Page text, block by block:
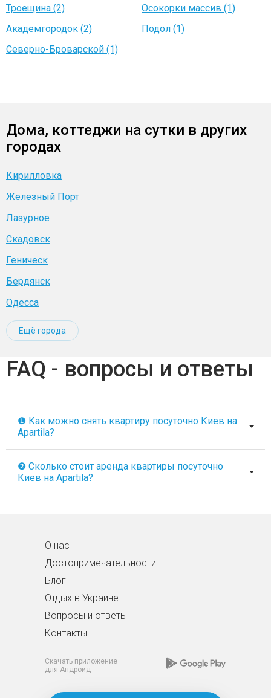
Троещина (2)
Осокорки массив (1)
Академгородок (2)
Подол (1)
Северно-Броварской (1)
Дома, коттеджи на сутки в других
городах
Кирилловка
Железный Порт
Лазурное
Скадовск
Геническ
Бердянск
Одесса
Ещё города
FAQ - вопросы и ответы
❶ Как можно снять квартиру посуточно Киев на
Apartila?
❷ Сколько стоит аренда квартиры посуточно
Киев на Apartila?
О нас
Достопримечательности
Блог
Отдых в Украине
Вопросы и ответы
Контакты
Скачать приложение
для Андроид